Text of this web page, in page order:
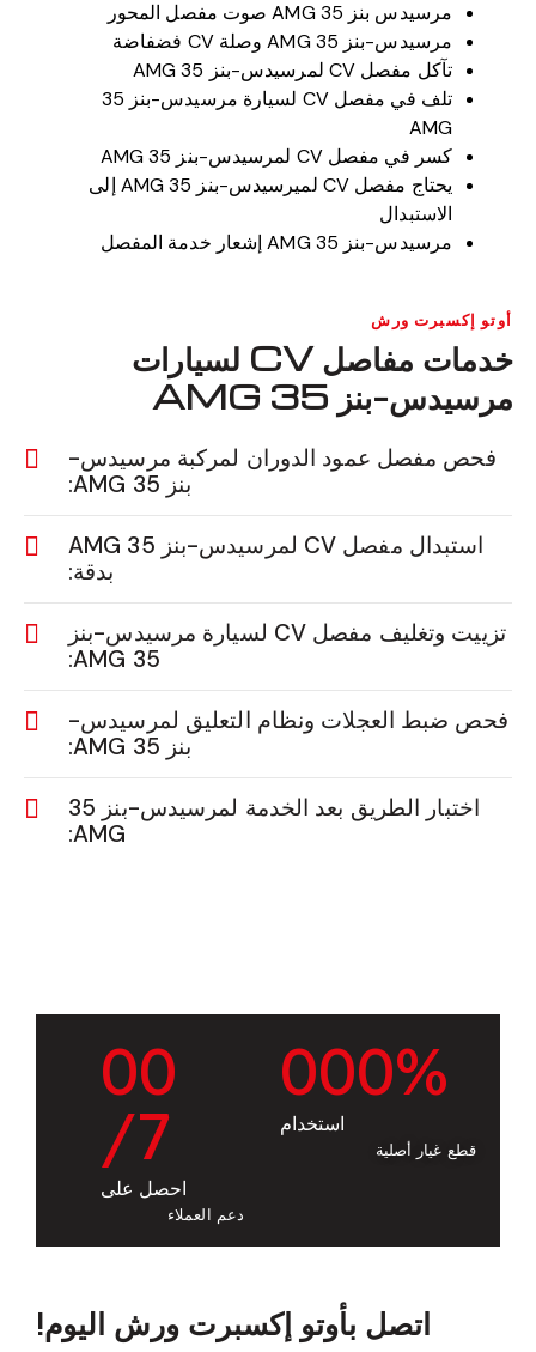
مرسيدس بنز 35 AMG صوت مفصل المحور
مرسيدس-بنز 35 AMG وصلة CV فضفاضة
تآكل مفصل CV لمرسيدس-بنز 35 AMG
تلف في مفصل CV لسيارة مرسيدس-بنز 35
AMG
كسر في مفصل CV لمرسيدس-بنز 35 AMG
يحتاج مفصل CV لميرسيدس-بنز 35 AMG إلى
الاستبدال
مرسيدس-بنز 35 AMG إشعار خدمة المفصل
أوتو إكسبرت ورش
خدمات مفاصل CV لسيارات
مرسيدس-بنز 35 AMG
فحص مفصل عمود الدوران لمركبة مرسيدس-
بنز 35 AMG:
استبدال مفصل CV لمرسيدس-بنز 35 AMG
بدقة:
تزييت وتغليف مفصل CV لسيارة مرسيدس-بنز
35 AMG:
فحص ضبط العجلات ونظام التعليق لمرسيدس-
بنز 35 AMG:
اختبار الطريق بعد الخدمة لمرسيدس-بنز 35
AMG:
000%
استخدام
قطع غيار أصلية
00
/7
احصل على
دعم العملاء
اتصل بأوتو إكسبرت ورش اليوم!